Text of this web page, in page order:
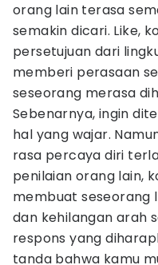
orang lain terasa
semakin dicari. Like,
persetujuan dari
memberi perasaan
seseorang merasa
Sebenarnya, ingin
hal yang wajar.
rasa percaya diri
penilaian orang lain,
membuat seseorang
dan kehilangan arah
respons yang
tanda bahwa kamu